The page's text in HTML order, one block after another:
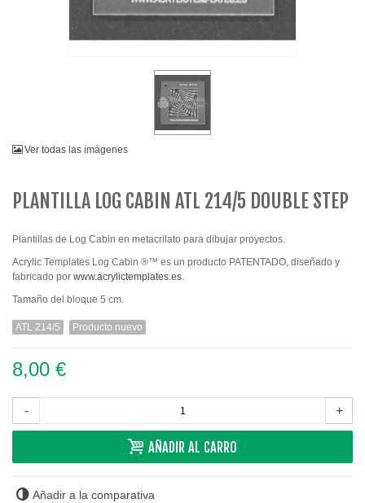
Ver todas las imágenes
PLANTILLA LOG CABIN ATL 214/5 DOUBLE STEP
Plantillas de Log Cabin en metacrilato para dibujar proyectos.
Acrylic Templates Log Cabin ®™ es un producto PATENTADO, diseñado y
fabricado por www.acrylictemplates.es.
Tamaño del bloque 5 cm.
ATL 214/5 Producto nuevo
8,00 €
- +
AÑADIR AL CARRO
Añadir a la comparativa